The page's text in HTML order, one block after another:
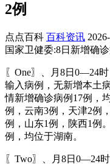
2例
点点百科 百科资讯
国家卫健委:8日新增确
〖One〗、月8日0—24
输入病例，无新增本土
情新增确诊病例17例，
例，云南3例，天津2例
例，山东1例，陕西1例
例，均位于湖南。
〖Two〗、月8日0—24